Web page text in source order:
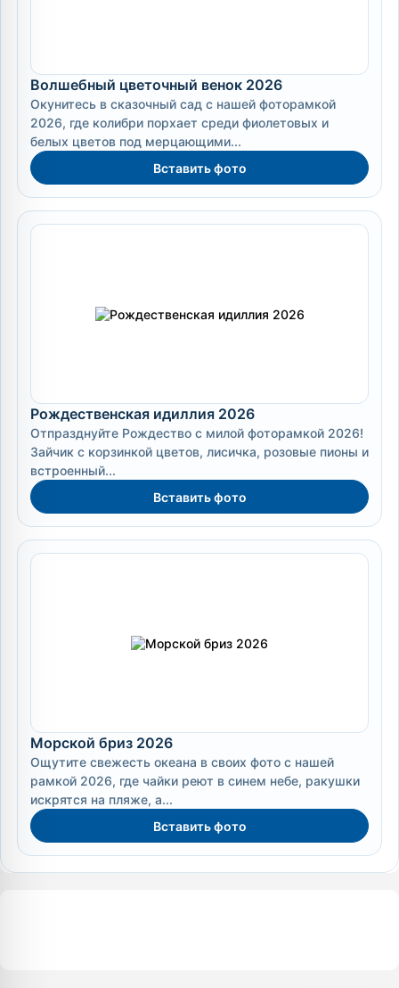
Волшебный цветочный венок 2026
Окунитесь в сказочный сад с нашей фоторамкой
2026, где колибри порхает среди фиолетовых и
белых цветов под мерцающими...
Вставить фото
Рождественская идиллия 2026
Отпразднуйте Рождество с милой фоторамкой 2026!
Зайчик с корзинкой цветов, лисичка, розовые пионы и
встроенный...
Вставить фото
Морской бриз 2026
Ощутите свежесть океана в своих фото с нашей
рамкой 2026, где чайки реют в синем небе, ракушки
искрятся на пляже, а...
Вставить фото